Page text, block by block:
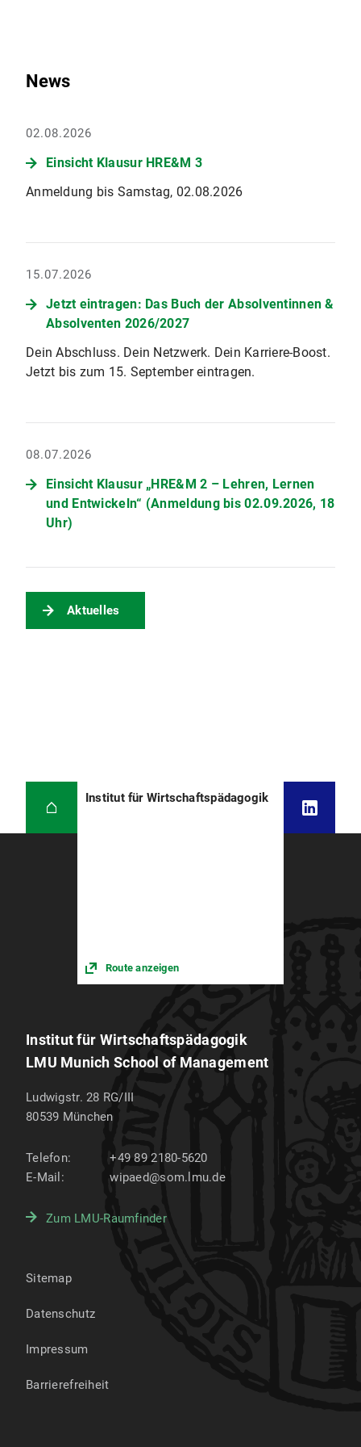
News
02.08.2026
Einsicht Klausur HRE&M 3
Anmeldung bis Samstag, 02.08.2026
15.07.2026
Jetzt eintragen: Das Buch der Absolventinnen &
Absolventen 2026/2027
Dein Abschluss. Dein Netzwerk. Dein Karriere-Boost.
Jetzt bis zum 15. September eintragen.
08.07.2026
Einsicht Klausur „HRE&M 2 – Lehren, Lernen
und Entwickeln“ (Anmeldung bis 02.09.2026, 18
Uhr)
Aktuelles
Institut für Wirtschaftspädagogik
Route anzeigen
Institut für Wirtschaftspädagogik
LMU Munich School of Management
Ludwigstr. 28 RG/III
80539 München
Telefon:
+49 89 2180-5620
E-Mail:
wipaed@som.lmu.de
Zum LMU-Raumfinder
Sitemap
Datenschutz
Impressum
Barrierefreiheit